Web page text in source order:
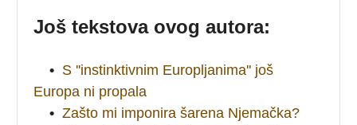
Još tekstova ovog autora:
• S ''instinktivnim Europljanima'' još
Europa ni propala
• Zašto mi imponira šarena Njemačka?